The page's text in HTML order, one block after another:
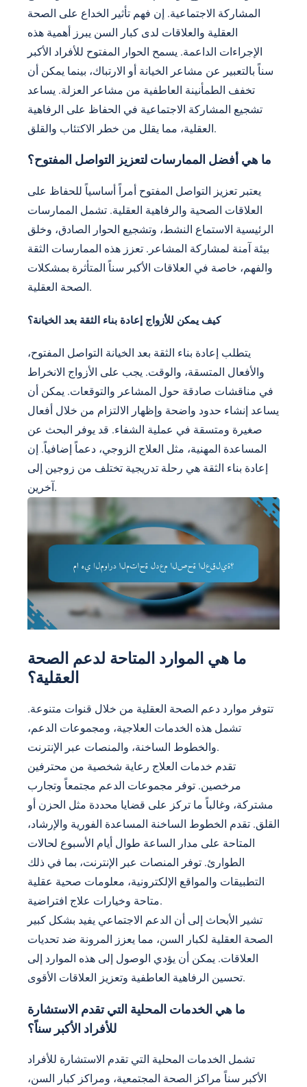
المشاركة الاجتماعية. إن فهم تأثير الخداع على الصحة
العقلية والعلاقات لدى كبار السن يبرز أهمية هذه
الإجراءات الداعمة. يسمح الحوار المفتوح للأفراد الأكبر
سناً بالتعبير عن مشاعر الخيانة أو الارتباك، بينما يمكن أن
تخفف الطمأنينة العاطفية من مشاعر العزلة. يساعد
تشجيع المشاركة الاجتماعية في الحفاظ على الرفاهية
العقلية، مما يقلل من خطر الاكتئاب والقلق.
ما هي أفضل الممارسات لتعزيز التواصل المفتوح؟
يعتبر تعزيز التواصل المفتوح أمراً أساسياً للحفاظ على
العلاقات الصحية والرفاهية العقلية. تشمل الممارسات
الرئيسية الاستماع النشط، وتشجيع الحوار الصادق، وخلق
بيئة آمنة لمشاركة المشاعر. تعزز هذه الممارسات الثقة
والفهم، خاصة في العلاقات الأكبر سناً المتأثرة بمشكلات
الصحة العقلية.
كيف يمكن للأزواج إعادة بناء الثقة بعد الخيانة؟
يتطلب إعادة بناء الثقة بعد الخيانة التواصل المفتوح،
والأفعال المتسقة، والوقت. يجب على الأزواج الانخراط
في مناقشات صادقة حول المشاعر والتوقعات. يمكن أن
يساعد إنشاء حدود واضحة وإظهار الالتزام من خلال أفعال
صغيرة ومتسقة في عملية الشفاء. قد يوفر البحث عن
المساعدة المهنية، مثل العلاج الزوجي، دعماً إضافياً. إن
إعادة بناء الثقة هي رحلة تدريجية تختلف من زوجين إلى
آخرين.
ما هي الموارد المتاحة لدعم الصحة
العقلية؟
تتوفر موارد دعم الصحة العقلية من خلال قنوات متنوعة.
تشمل هذه الخدمات العلاجية، ومجموعات الدعم،
والخطوط الساخنة، والمنصات عبر الإنترنت.
تقدم خدمات العلاج رعاية شخصية من محترفين
مرخصين. توفر مجموعات الدعم مجتمعاً وتجارب
مشتركة، وغالباً ما تركز على قضايا محددة مثل الحزن أو
القلق. تقدم الخطوط الساخنة المساعدة الفورية والإرشاد،
المتاحة على مدار الساعة طوال أيام الأسبوع لحالات
الطوارئ. توفر المنصات عبر الإنترنت، بما في ذلك
التطبيقات والمواقع الإلكترونية، معلومات صحية عقلية
متاحة وخيارات علاج افتراضية.
تشير الأبحاث إلى أن الدعم الاجتماعي يفيد بشكل كبير
الصحة العقلية لكبار السن، مما يعزز المرونة ضد تحديات
العلاقات. يمكن أن يؤدي الوصول إلى هذه الموارد إلى
تحسين الرفاهية العاطفية وتعزيز العلاقات الأقوى.
ما هي الخدمات المحلية التي تقدم الاستشارة
للأفراد الأكبر سناً؟
تشمل الخدمات المحلية التي تقدم الاستشارة للأفراد
الأكبر سناً مراكز الصحة المجتمعية، ومراكز كبار السن،